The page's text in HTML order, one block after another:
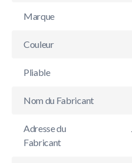
Marque
Couleur
Pliable
Nom du Fabricant
Adresse du
Fabricant